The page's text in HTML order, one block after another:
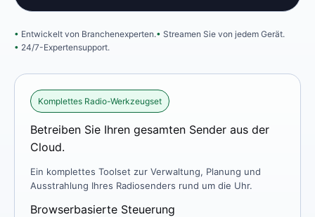
Entwickelt von Branchenexperten.
Streamen Sie von jedem Gerät.
24/7-Expertensupport.
Komplettes Radio-Werkzeugset
Betreiben Sie Ihren gesamten Sender aus der
Cloud.
Ein komplettes Toolset zur Verwaltung, Planung und
Ausstrahlung Ihres Radiosenders rund um die Uhr.
Browserbasierte Steuerung